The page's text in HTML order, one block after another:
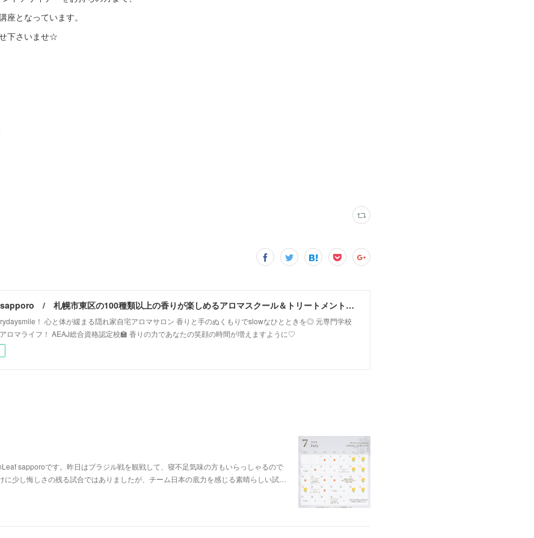
座となっています。
下さいませ☆
MoonLeaf sapporo / 札幌市東区の100種類以上の香りが楽しめるアロマスクール＆トリートメントサロン
！ 心と体が緩まる隠れ家自宅アロマサロン 香りと手のぬくもりでslowなひとときを◎ 元専門学校
ロマライフ！ AEAJ総合資格認定校🏫 香りの力であなたの笑顔の時間が増えますように♡
sapporoです。昨日はブラジル戦を観戦して、寝不足気味の方もいらっしゃるので
に少し悔しさの残る試合ではありましたが、チーム日本の底力を感じる素晴らしい試…